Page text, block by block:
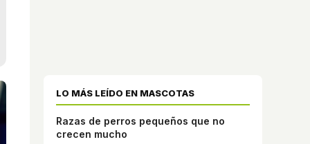
LO MÁS LEÍDO EN MASCOTAS
Razas de perros pequeños que no
crecen mucho